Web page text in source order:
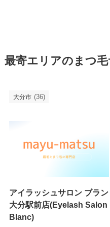
最寄エリアのまつ
大分市 (36)
アイラッシュサロン ブラン
大分駅前店(Eyelash Salon
Blanc)